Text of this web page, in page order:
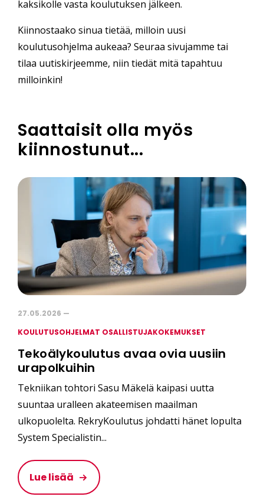
kaksikolle vasta koulutuksen jälkeen.
Kiinnostaako sinua tietää, milloin uusi
koulutusohjelma aukeaa? Seuraa sivujamme tai
tilaa uutiskirjeemme, niin tiedät mitä tapahtuu
milloinkin!
Saattaisit olla myös
kiinnostunut...
27.05.2026 —
KOULUTUSOHJELMAT OSALLISTUJAKOKEMUKSET
Tekoälykoulutus avaa ovia uusiin
urapolkuihin
Tekniikan tohtori Sasu Mäkelä kaipasi uutta
suuntaa uralleen akateemisen maailman
ulkopuolelta. RekryKoulutus johdatti hänet lopulta
System Specialistin...
Lue lisää